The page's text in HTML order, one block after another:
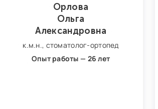
Орлова
Ольга
Александровна
к.м.н., стоматолог‑ортопед
Опыт работы — 26 лет